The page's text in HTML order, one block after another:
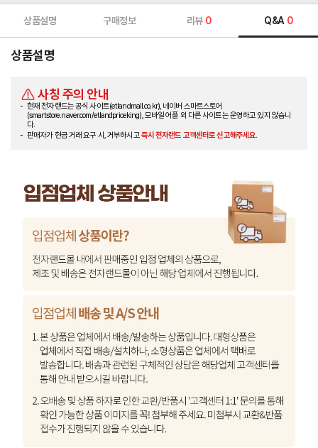
상품설명 구매정보 리뷰 0 Q&A 0
상품설명
사칭 주의 안내
현재 전자랜드는 공식 사이트(etlandmall.co.kr), 네이버 스마트스토어
(smartstore.naver.com/etlandpriceking), 모바일 어플 외 다른 사이트는 운영하고 있지 않습니
다.
판매자가 현금 거래 요구 시, 거부하시고즉시 전자랜드 고객센터로 신고해주세요.